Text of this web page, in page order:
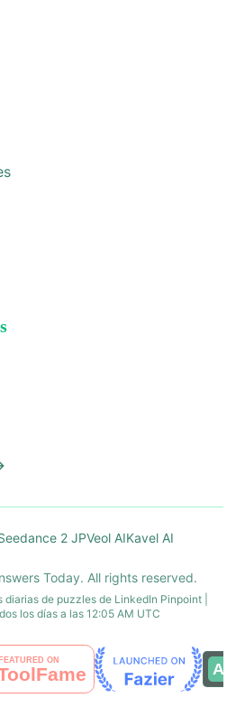
2 JPVeol AIKavel AI
Today. All rights reserved.
de puzzles de LinkedIn Pinpoint |
los días a las 12:05 AM UTC